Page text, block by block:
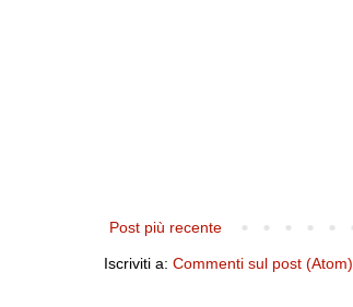
Post più recente
Iscriviti a: Commenti sul post (Atom)